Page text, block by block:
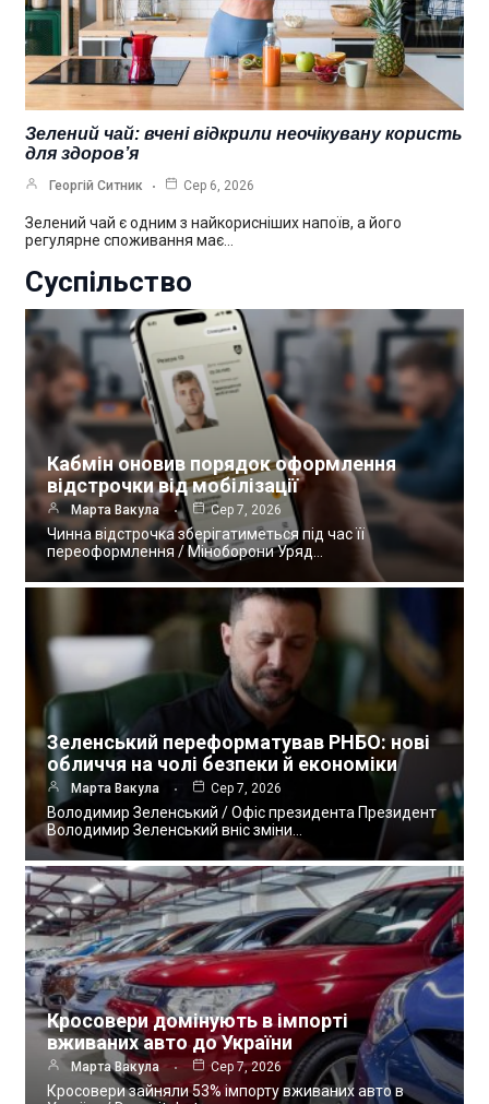
Зелений чай: вчені відкрили неочікувану користь
для здоров’я
Георгій Ситник Сер 6, 2026
Зелений чай є одним з найкорисніших напоїв, а його
регулярне споживання має…
Суспільство
Кабмін оновив порядок оформлення
відстрочки від мобілізації
Марта Вакула Сер 7, 2026
Чинна відстрочка зберігатиметься під час її
переоформлення / Міноборони Уряд…
Зеленський переформатував РНБО: нові
обличчя на чолі безпеки й економіки
Марта Вакула Сер 7, 2026
Володимир Зеленський / Офіс президента Президент
Володимир Зеленський вніс зміни…
Кросовери домінують в імпорті
вживаних авто до України
Марта Вакула Сер 7, 2026
Кросовери зайняли 53% імпорту вживаних авто в